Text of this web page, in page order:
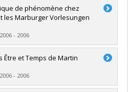
Papyrus
de phénomène chez
les Marburger Vorlesungen
- 2006
Papyrus
et Temps de Martin
- 2006